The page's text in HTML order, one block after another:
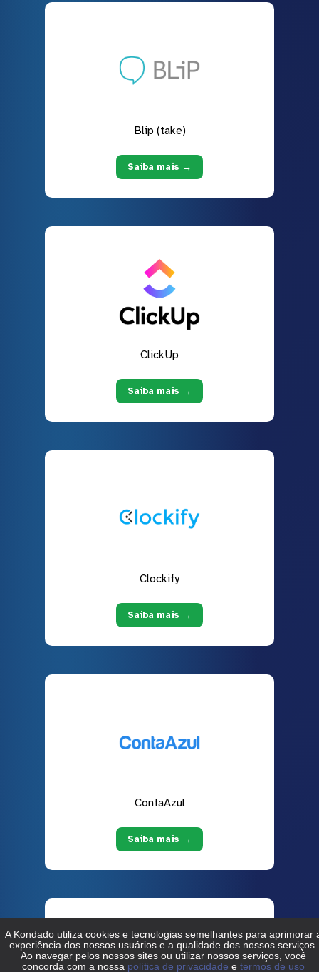
Blip (take)
Saiba mais →
ClickUp
Saiba mais →
Clockify
Saiba mais →
ContaAzul
Saiba mais →